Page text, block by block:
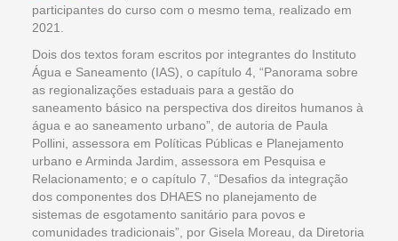
participantes do curso com o mesmo tema, realizado em
2021.
Dois dos textos foram escritos por integrantes do Instituto
Água e Saneamento (IAS), o capítulo 4, “Panorama sobre
as regionalizações estaduais para a gestão do
saneamento básico na perspectiva dos direitos humanos à
água e ao saneamento urbano”, de autoria de Paula
Pollini, assessora em Políticas Públicas e Planejamento
urbano e Arminda Jardim, assessora em Pesquisa e
Relacionamento; e o capítulo 7, “Desafios da integração
dos componentes dos DHAES no planejamento de
sistemas de esgotamento sanitário para povos e
comunidades tradicionais”, por Gisela Moreau, da Diretoria